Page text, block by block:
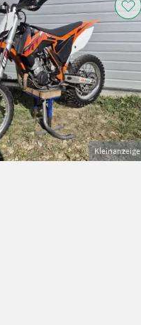
Kleinanzeige